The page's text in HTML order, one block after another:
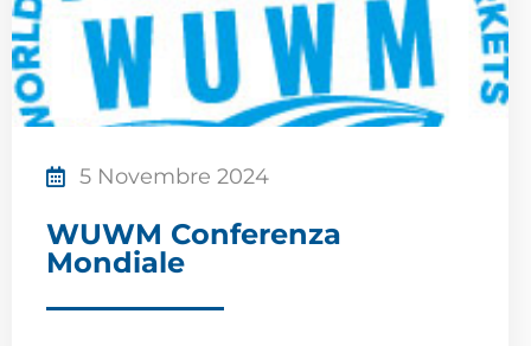
5 Novembre 2024
WUWM Conferenza
Mondiale